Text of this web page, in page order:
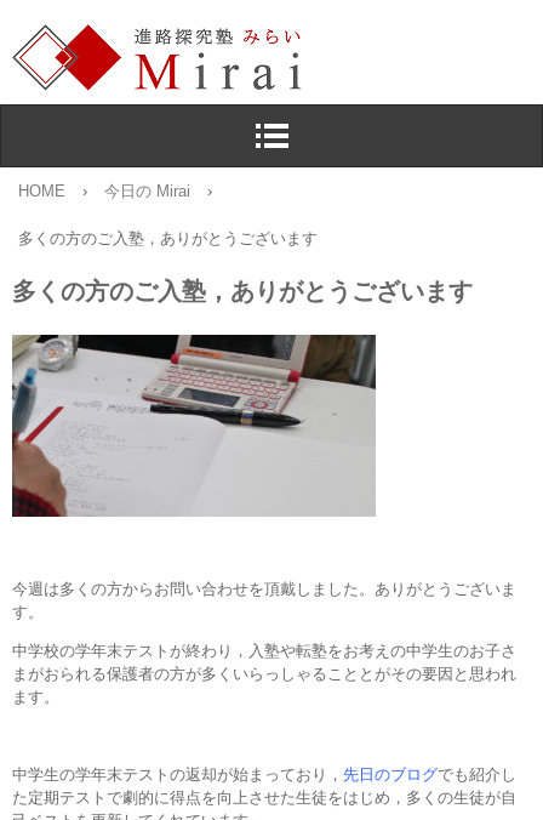
HOME › 今日の Mirai ›
多くの方のご入塾，ありがとうございます
多くの方のご入塾，ありがとうございます
今週は多くの方からお問い合わせを頂戴しました。ありがとうございま
す。
中学校の学年末テストが終わり，入塾や転塾をお考えの中学生のお子さ
まがおられる保護者の方が多くいらっしゃることとがその要因と思われ
ます。
中学生の学年末テストの返却が始まっており， 先日のブログでも紹介し
た定期テストで劇的に得点を向上させた生徒をはじめ，多くの生徒が自